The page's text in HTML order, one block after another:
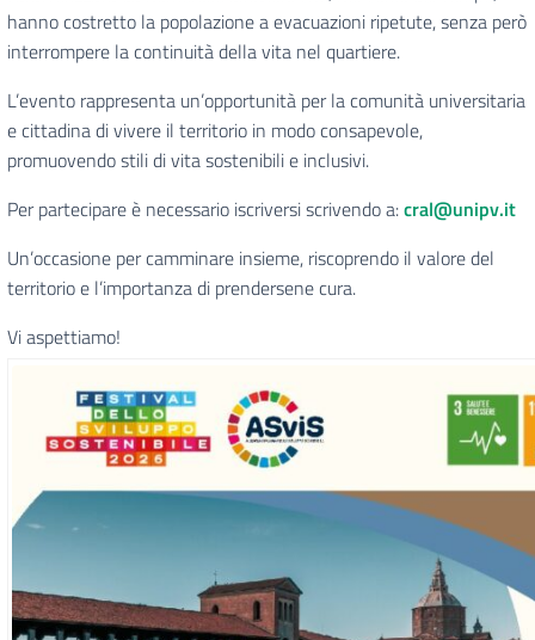
hanno costretto la popolazione a evacuazioni ripetute, senza però
interrompere la continuità della vita nel quartiere.
L’evento rappresenta un’opportunità per la comunità universitaria
e cittadina di vivere il territorio in modo consapevole,
promuovendo stili di vita sostenibili e inclusivi.
Per partecipare è necessario iscriversi scrivendo a:cral@unipv.it
Un’occasione per camminare insieme, riscoprendo il valore del
territorio e l’importanza di prendersene cura.
Vi aspettiamo!